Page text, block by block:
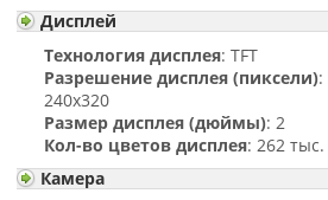
Дисплей
Технология дисплея: TFT
Разрешение дисплея (пиксели):
240x320
Размер дисплея (дюймы): 2
Кол-во цветов дисплея: 262 тыс.
Камера